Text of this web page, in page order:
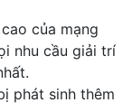
của mạng
nhu cầu giải trí
phát sinh thêm